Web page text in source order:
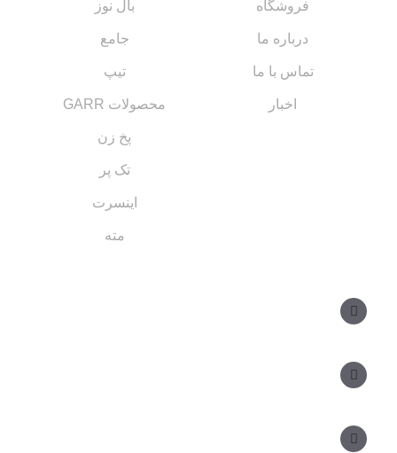
فروشگاه
درباره ما
تماس با ما
اخبار
بال نوز
جامع
تیپ
محصولات GARR
پخ زن
تک پر
اینسرت
مته